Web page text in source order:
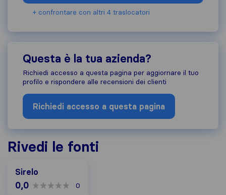
+ confrontare con altri 4 traslocatori
Questa è la tua azienda?
Richiedi accesso a questa pagina per aggiornare il tuo
profilo e rispondere alle recensioni dei clienti
Richiedi accesso a questa pagina
Rivedi le fonti
Sirelo
0,0 0